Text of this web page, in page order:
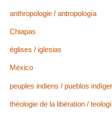
anthropologie / antropología
Chiapas
églises / iglesias
México
peuples indiens / pueblos
théologie de la libération /